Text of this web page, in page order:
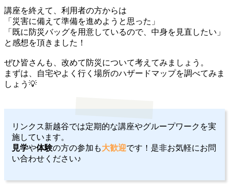
講座を終えて、利用者の方からは
「災害に備えて準備を進めようと思った」
「既に防災バッグを用意しているので、中身を見直したい」
と感想を頂きました！
ぜひ皆さんも、改めて防災について考えてみましょう。
まずは、自宅やよく行く場所のハザードマップを調べてみま
しょう💡
リンクス新越谷では定期的な講座やグループワークを実
施しています。
見学や体験の方の参加も大歓迎です！是非お気軽にお問
い合わせください♪